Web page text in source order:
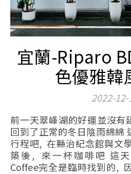
宜蘭-Riparo
色優雅韓
2022-
前一天翠峰湖的好運並沒有延續, 第二天蘭陽平原
回到了正常的冬日陰雨綿綿
行程吧, 在縣治紀念館與文
築後, 來一杯咖啡吧 這
Coffee完全是臨時找到的,